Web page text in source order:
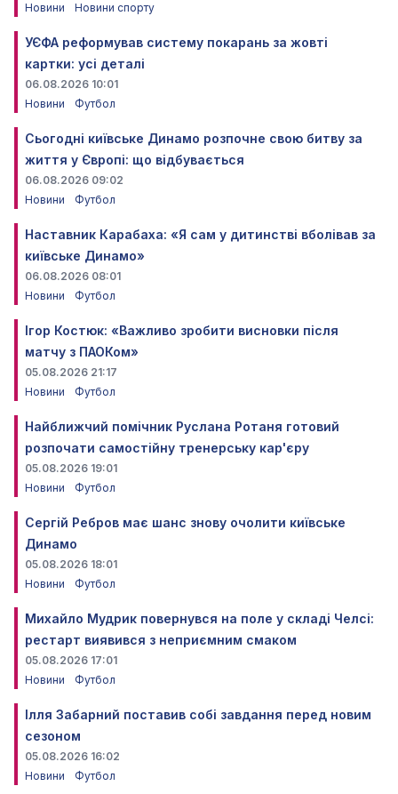
Новини
Новини спорту
УЄФА реформував систему покарань за жовті
картки: усі деталі
06.08.2026 10:01
Новини
Футбол
Сьогодні київське Динамо розпочне свою битву за
життя у Європі: що відбувається
06.08.2026 09:02
Новини
Футбол
Наставник Карабаха: «Я сам у дитинстві вболівав за
київське Динамо»
06.08.2026 08:01
Новини
Футбол
Ігор Костюк: «Важливо зробити висновки після
матчу з ПАОКом»
05.08.2026 21:17
Новини
Футбол
Найближчий помічник Руслана Ротаня готовий
розпочати самостійну тренерську кар'єру
05.08.2026 19:01
Новини
Футбол
Сергій Ребров має шанс знову очолити київське
Динамо
05.08.2026 18:01
Новини
Футбол
Михайло Мудрик повернувся на поле у складі Челсі:
рестарт виявився з неприємним смаком
05.08.2026 17:01
Новини
Футбол
Ілля Забарний поставив собі завдання перед новим
сезоном
05.08.2026 16:02
Новини
Футбол